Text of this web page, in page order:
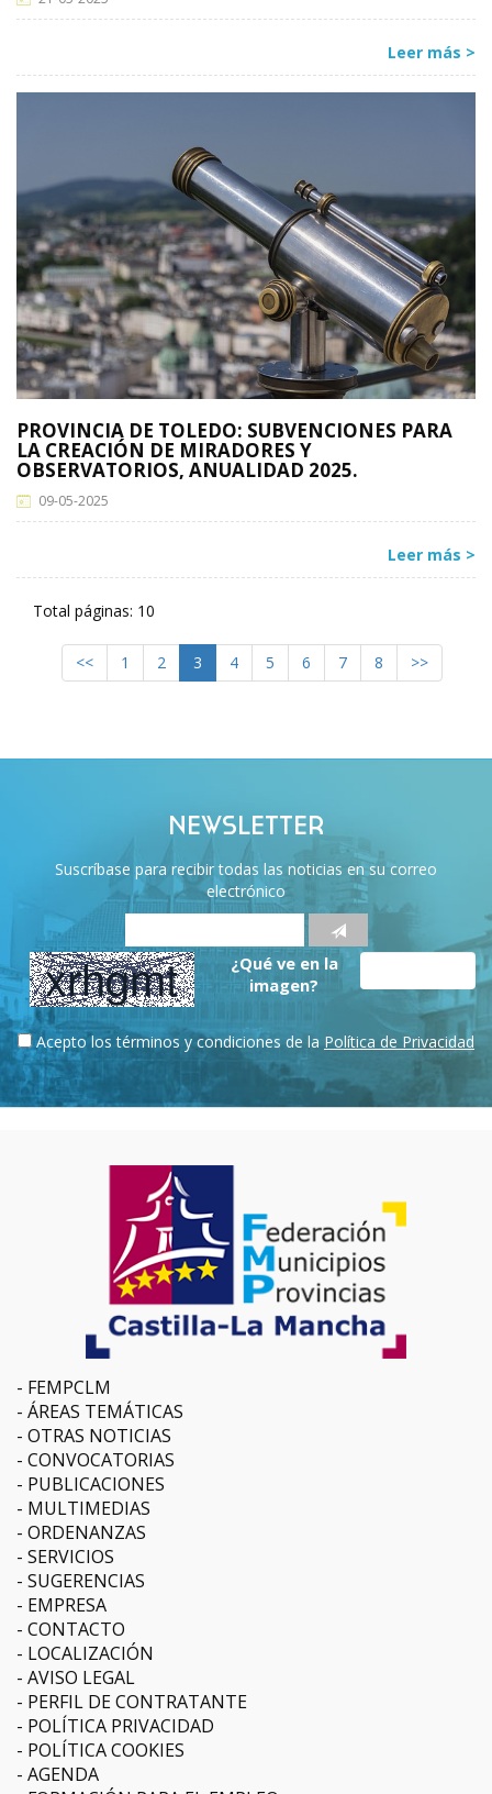
Leer más >
PROVINCIA DE TOLEDO: SUBVENCIONES PARA
LA CREACIÓN DE MIRADORES Y
OBSERVATORIOS, ANUALIDAD 2025.
09-05-2025
Leer más >
Total páginas: 10
<< 1 2 3 4 5 6 7 8 >>
NEWSLETTER
Suscríbase para recibir todas las noticias en su correo
electrónico
¿Qué ve en la
imagen?
Acepto los términos y condiciones de la Política de Privacidad
FEMPCLM
ÁREAS TEMÁTICAS
OTRAS NOTICIAS
CONVOCATORIAS
PUBLICACIONES
MULTIMEDIAS
ORDENANZAS
SERVICIOS
SUGERENCIAS
EMPRESA
CONTACTO
LOCALIZACIÓN
AVISO LEGAL
PERFIL DE CONTRATANTE
POLÍTICA PRIVACIDAD
POLÍTICA COOKIES
AGENDA